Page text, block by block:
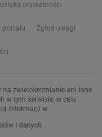
prywatności
portalu Zgłoś uwagi
na zwielokrotnianie ani inne
w tym serwisie, w celu
informacji w
i danych